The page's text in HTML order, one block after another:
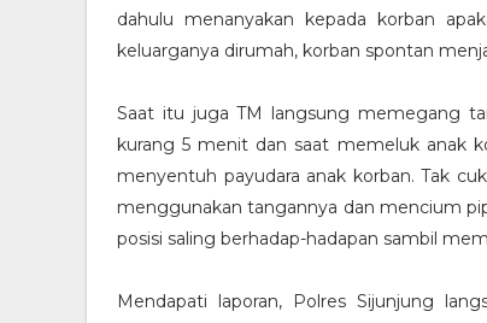
dahulu menanyakan kepada korban
keluarganya dirumah, korban spontan
Saat itu juga TM langsung memegang
kurang 5 menit dan saat memeluk anak
menyentuh payudara anak korban. Tak
menggunakan tangannya dan mencium
posisi saling berhadap-hadapan sambil
Mendapati laporan, Polres Sijunjung